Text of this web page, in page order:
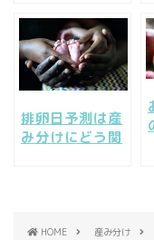
【女の子編①】
排卵日予測は産
み分けにどう関
HOME
産み分け